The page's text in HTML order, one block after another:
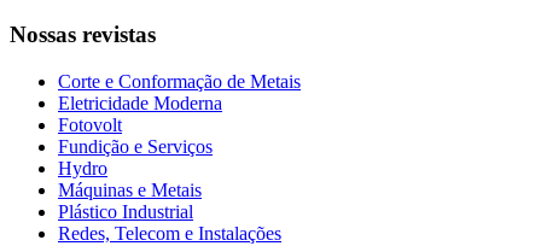
Nossas revistas
Corte e Conformação de Metais
Eletricidade Moderna
Fotovolt
Fundição e Serviços
Hydro
Máquinas e Metais
Plástico Industrial
Redes, Telecom e Instalações